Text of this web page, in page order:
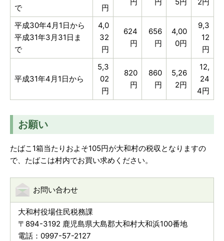
で
円
平成30年4月1日から
平成31年3月31日ま
で
4,0
32
円
624
円
656
円
4,00
0円
9,3
12
円
平成31年4月1日から
5,3
02
円
820
円
860
円
5,26
2円
12,
24
4円
お願い
たばこ1箱当たりおよそ105円が大和村の税収となりますの
で、たばこは村内でお買い求めください。
お問い合わせ
大和村役場住民税務課
〒894-3192 鹿児島県大島郡大和村大和浜100番地
電話：0997-57-2127